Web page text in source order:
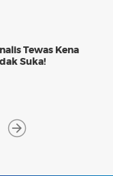
Tewas Kena
Suka!